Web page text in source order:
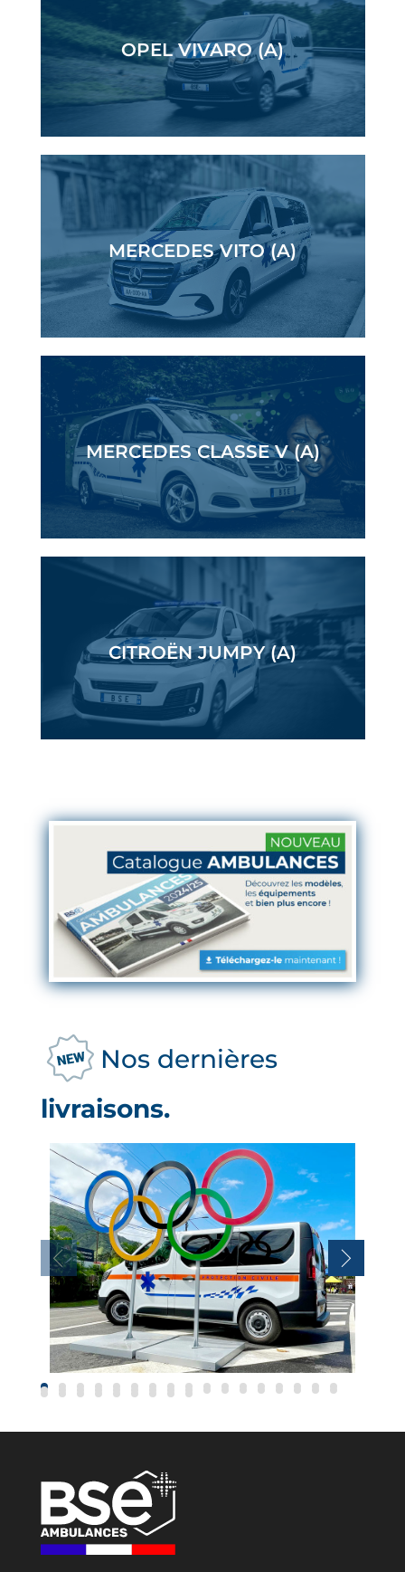
OPEL VIVARO (A)
MERCEDES VITO (A)
MERCEDES CLASSE V (A)
CITROËN JUMPY (A)
Nos dernières
livraisons.
(PROTECTION CIVILE –
POLYNÉSIE)